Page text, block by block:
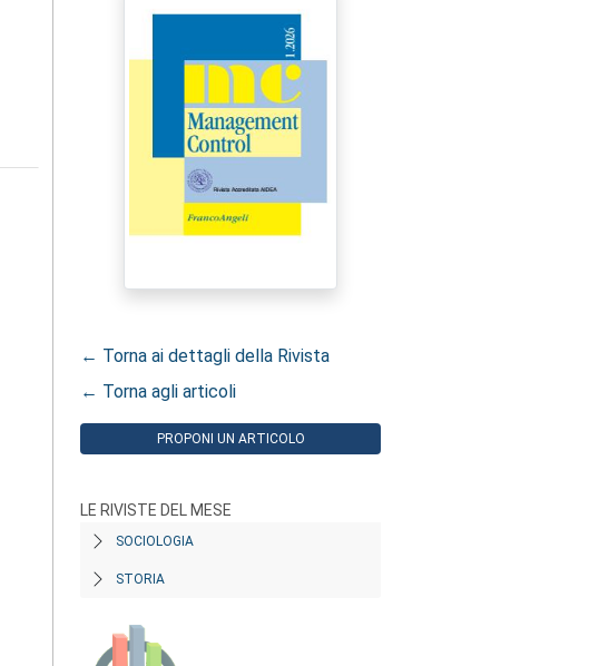
← Torna ai dettagli della Rivista
← Torna agli articoli
PROPONI UN ARTICOLO
LE RIVISTE DEL MESE
SOCIOLOGIA
STORIA